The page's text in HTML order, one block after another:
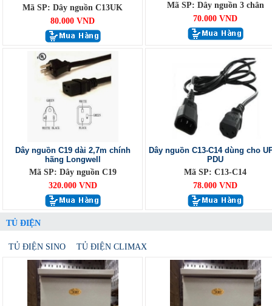
Mã SP: Dây nguồn C13UK
80.000 VND
Mã SP: Dây nguồn 3 chân
70.000 VND
Dây nguồn C19 dài 2,7m chính
hãng Longwell
Mã SP: Dây nguồn C19
320.000 VND
Dây nguồn C13-C14 dùng cho
PDU
Mã SP: C13-C14
78.000 VND
TỦ ĐIỆN
TỦ ĐIỆN SINO TỦ ĐIỆN CLIMAX